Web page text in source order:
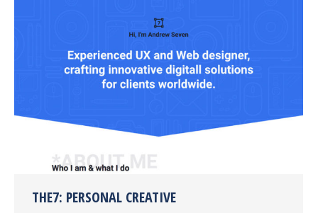
THE7: PERSONAL CREATIVE